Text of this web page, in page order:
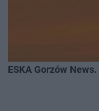
ESKA Gorzów